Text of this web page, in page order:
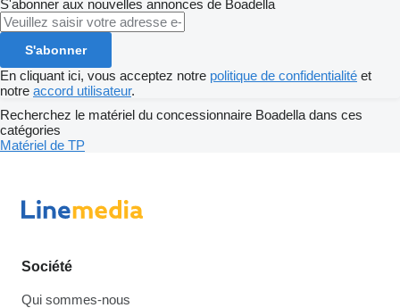
S'abonner aux nouvelles annonces de Boadella
S'abonner
En cliquant ici, vous acceptez notre politique de confidentialité et
notre accord utilisateur.
Recherchez le matériel du concessionnaire Boadella dans ces
catégories
Matériel de TP
Société
Qui sommes-nous